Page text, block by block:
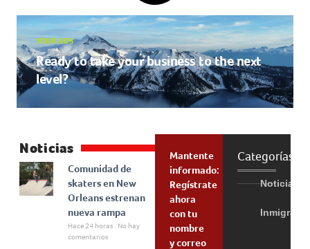
YOUR ADS
Ready to take your business to the next
level?
Noticias
Comunidad de
skaters en New
Orleans estrenan
nueva rampa
Hace 24 horas
No hay
comentarios
Mantente
informado:
Regístrate
ahora
con tu
nombre
y correo
Categorías
Noticias